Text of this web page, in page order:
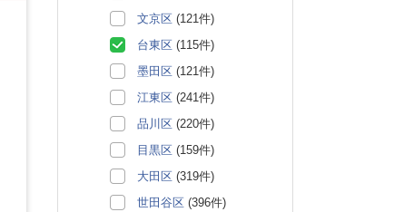
文京区 (121件)
台東区 (115件)
墨田区 (121件)
江東区 (241件)
品川区 (220件)
目黒区 (159件)
大田区 (319件)
世田谷区 (396件)